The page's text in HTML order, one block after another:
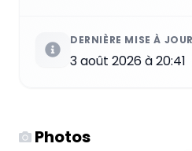
DERNIÈRE MISE À JOUR
3 août 2026 à 20:41
Photos